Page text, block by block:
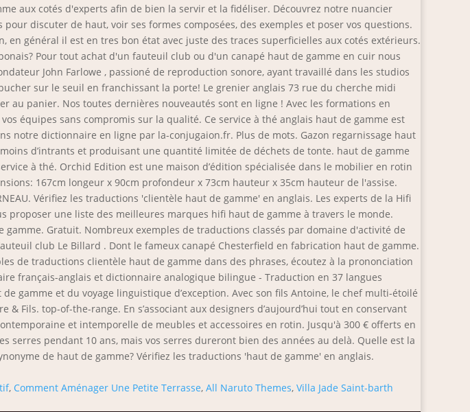
aux cotés d'experts afin de bien la servir et la fidéliser. Découvrez notre nuancier
discuter de haut, voir ses formes composées, des exemples et poser vos questions.
général il est en tres bon état avec juste des traces superficielles aux cotés extérieurs.
Pour tout achat d'un fauteuil club ou d'un canapé haut de gamme en cuir nous
John Farlowe , passioné de reproduction sonore, ayant travaillé dans les studios
sur le seuil en franchissant la porte! Le grenier anglais 73 rue du cherche midi
au panier. Nos toutes dernières nouveautés sont en ligne ! Avec les formations en
équipes sans compromis sur la qualité. Ce service à thé anglais haut de gamme est
notre dictionnaire en ligne par la-conjugaion.fr. Plus de mots. Gazon regarnissage haut
d’intrants et produisant une quantité limitée de déchets de tonte. haut de gamme
à thé. Orchid Edition est une maison d’édition spécialisée dans le mobilier en rotin
167cm longeur x 90cm profondeur x 73cm hauteur x 35cm hauteur de l'assise.
Vérifiez les traductions 'clientèle haut de gamme' en anglais. Les experts de la Hifi
proposer une liste des meilleures marques hifi haut de gamme à travers le monde.
Gratuit. Nombreux exemples de traductions classés par domaine d'activité de
club Le Billard . Dont le fameux canapé Chesterfield en fabrication haut de gamme.
de traductions clientèle haut de gamme dans des phrases, écoutez à la prononciation
français-anglais et dictionnaire analogique bilingue - Traduction en 37 langues
gamme et du voyage linguistique d’exception. Avec son fils Antoine, le chef multi-étoilé
Fils. top-of-the-range. En s’associant aux designers d’aujourd’hui tout en conservant
et intemporelle de meubles et accessoires en rotin. Jusqu'à 300 € offerts en
serres pendant 10 ans, mais vos serres dureront bien des années au delà. Quelle est la
de haut de gamme? Vérifiez les traductions 'haut de gamme' en anglais.
, Comment Aménager Une Petite Terrasse, All Naruto Themes, Villa Jade Saint-barth